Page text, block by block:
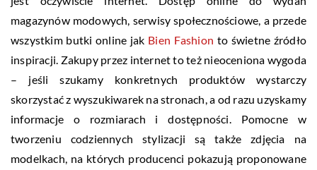
magazynów modowych, serwisy społecznościowe, a przede
wszystkim butki online jak Bien Fashion to świetne źródło
inspiracji. Zakupy przez internet to też nieoceniona wygoda
– jeśli szukamy konkretnych produktów wystarczy
skorzystać z wyszukiwarek na stronach, a od razu uzyskamy
informacje o rozmiarach i dostępności. Pomocne w
tworzeniu codziennych stylizacji są także zdjęcia na
modelkach, na których producenci pokazują proponowane